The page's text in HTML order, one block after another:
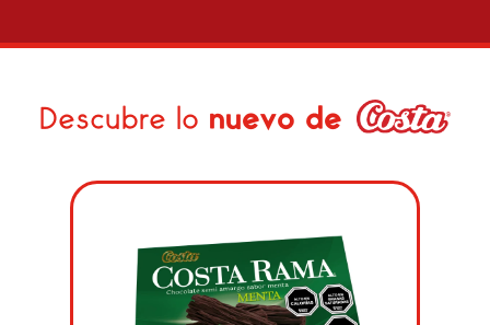
Descubre lo nuevo de